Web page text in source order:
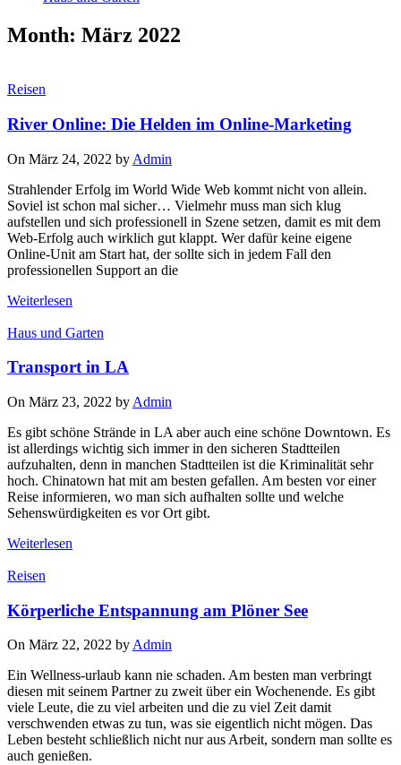
Month: März 2022
Reisen
River Online: Die Helden im Online-Marketing
On März 24, 2022 by Admin
Strahlender Erfolg im World Wide Web kommt nicht von allein.
Soviel ist schon mal sicher… Vielmehr muss man sich klug
aufstellen und sich professionell in Szene setzen, damit es mit dem
Web-Erfolg auch wirklich gut klappt. Wer dafür keine eigene
Online-Unit am Start hat, der sollte sich in jedem Fall den
professionellen Support an die
Weiterlesen
Haus und Garten
Transport in LA
On März 23, 2022 by Admin
Es gibt schöne Strände in LA aber auch eine schöne Downtown. Es
ist allerdings wichtig sich immer in den sicheren Stadtteilen
aufzuhalten, denn in manchen Stadtteilen ist die Kriminalität sehr
hoch. Chinatown hat mit am besten gefallen. Am besten vor einer
Reise informieren, wo man sich aufhalten sollte und welche
Sehenswürdigkeiten es vor Ort gibt.
Weiterlesen
Reisen
Körperliche Entspannung am Plöner See
On März 22, 2022 byAdmin
Ein Wellness-urlaub kann nie schaden. Am besten man verbringt
diesen mit seinem Partner zu zweit über ein Wochenende. Es gibt
viele Leute, die zu viel arbeiten und die zu viel Zeit damit
verschwenden etwas zu tun, was sie eigentlich nicht mögen. Das
Leben besteht schließlich nicht nur aus Arbeit, sondern man sollte es
auch genießen.